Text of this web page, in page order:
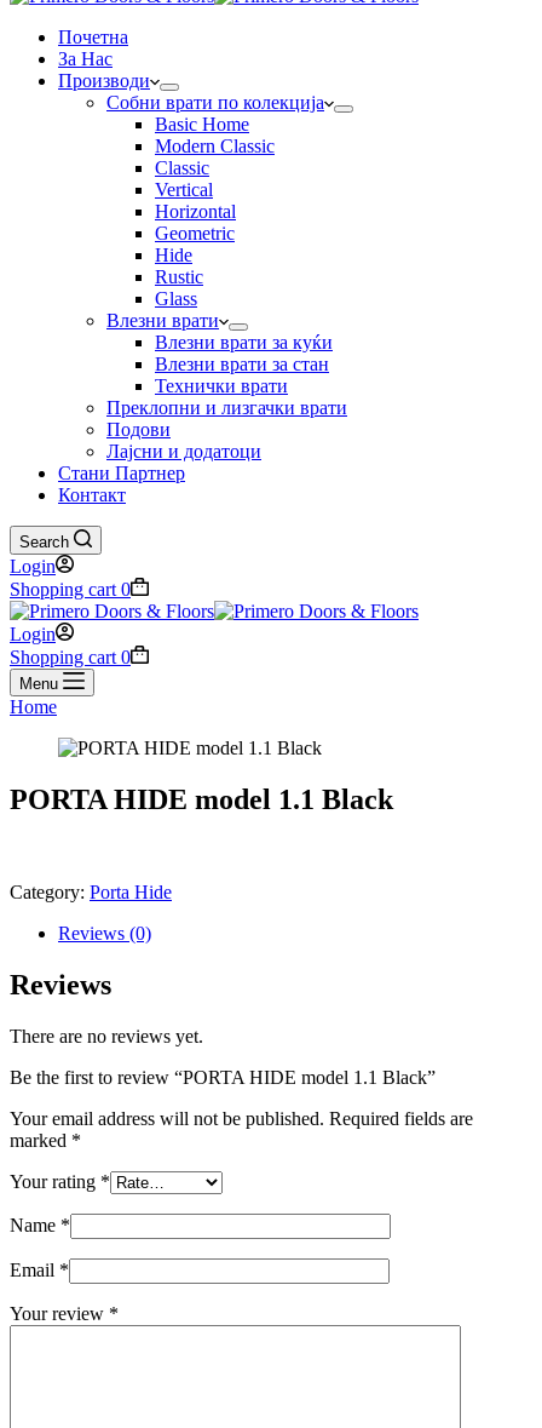
Почетна
За Нас
Производи
Собни врати по колекција
Basic Home
Modern Classic
Classic
Vertical
Horizontal
Geometric
Hide
Rustic
Glass
Влезни врати
Влезни врати за куќи
Влезни врати за стан
Технички врати
Преклопни и лизгачки врати
Подови
Лајсни и додатоци
Стани Партнер
Контакт
Search
Login
Shopping cart 0
Login
Shopping cart 0
Menu
Home
PORTA HIDE model 1.1 Black
Category: Porta Hide
Reviews (0)
Reviews
There are no reviews yet.
Be the first to review “PORTA HIDE model 1.1 Black”
Your email address will not be published. Required fields are
marked *
Your rating *
Name *
Email *
Your review *